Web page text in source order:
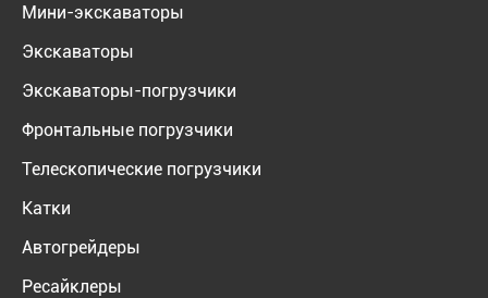
Мини-экскаваторы
Экскаваторы
Экскаваторы-погрузчики
Фронтальные погрузчики
Телескопические погрузчики
Катки
Автогрейдеры
Ресайклеры